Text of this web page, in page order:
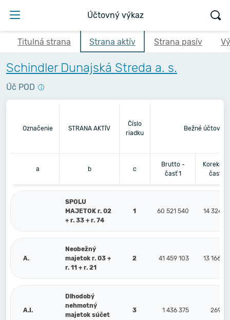
Účtovný výkaz
Titulná strana Strana aktív Strana pasív
Schindler Dunajská Streda a. s.
Úč POD
Označenie STRANA AKTÍV
Číslo
riadku
Bežné účtovné
a b c
Brutto -
časť 1
Korekcia
časť 2
SPOLU
MAJETOK r. 02
+ r. 33 + r. 74
1 60 521 540 14 324
A.
Neobežný
majetok r. 03 +
r. 11 + r. 21
2 41 459 103 13 166
A.I.
Dlhodobý
nehmotný
majetok súčet
3 1 436 375 269